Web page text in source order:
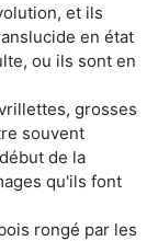
et ils
en état
ou ils sont en
grosses
souvent
de la
qu'ils font
rongé par les